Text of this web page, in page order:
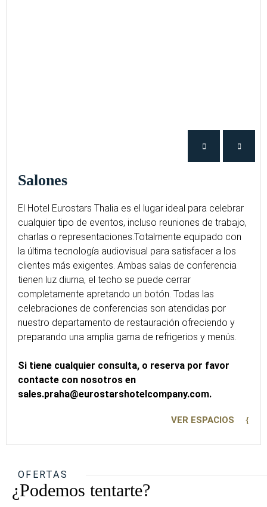
Salones
El Hotel Eurostars Thalia es el lugar ideal para celebrar
cualquier tipo de eventos, incluso reuniones de trabajo,
charlas o representaciones.Totalmente equipado con
la última tecnología audiovisual para satisfacer a los
clientes más exigentes. Ambas salas de conferencia
tienen luz diurna, el techo se puede cerrar
completamente apretando un botón. Todas las
celebraciones de conferencias son atendidas por
nuestro departamento de restauración ofreciendo y
preparando una amplia gama de refrigerios y menús.
Si tiene cualquier consulta, o reserva por favor
contacte con nosotros en
sales.praha@eurostarshotelcompany.com.
VER ESPACIOS
OFERTAS
¿Podemos tentarte?